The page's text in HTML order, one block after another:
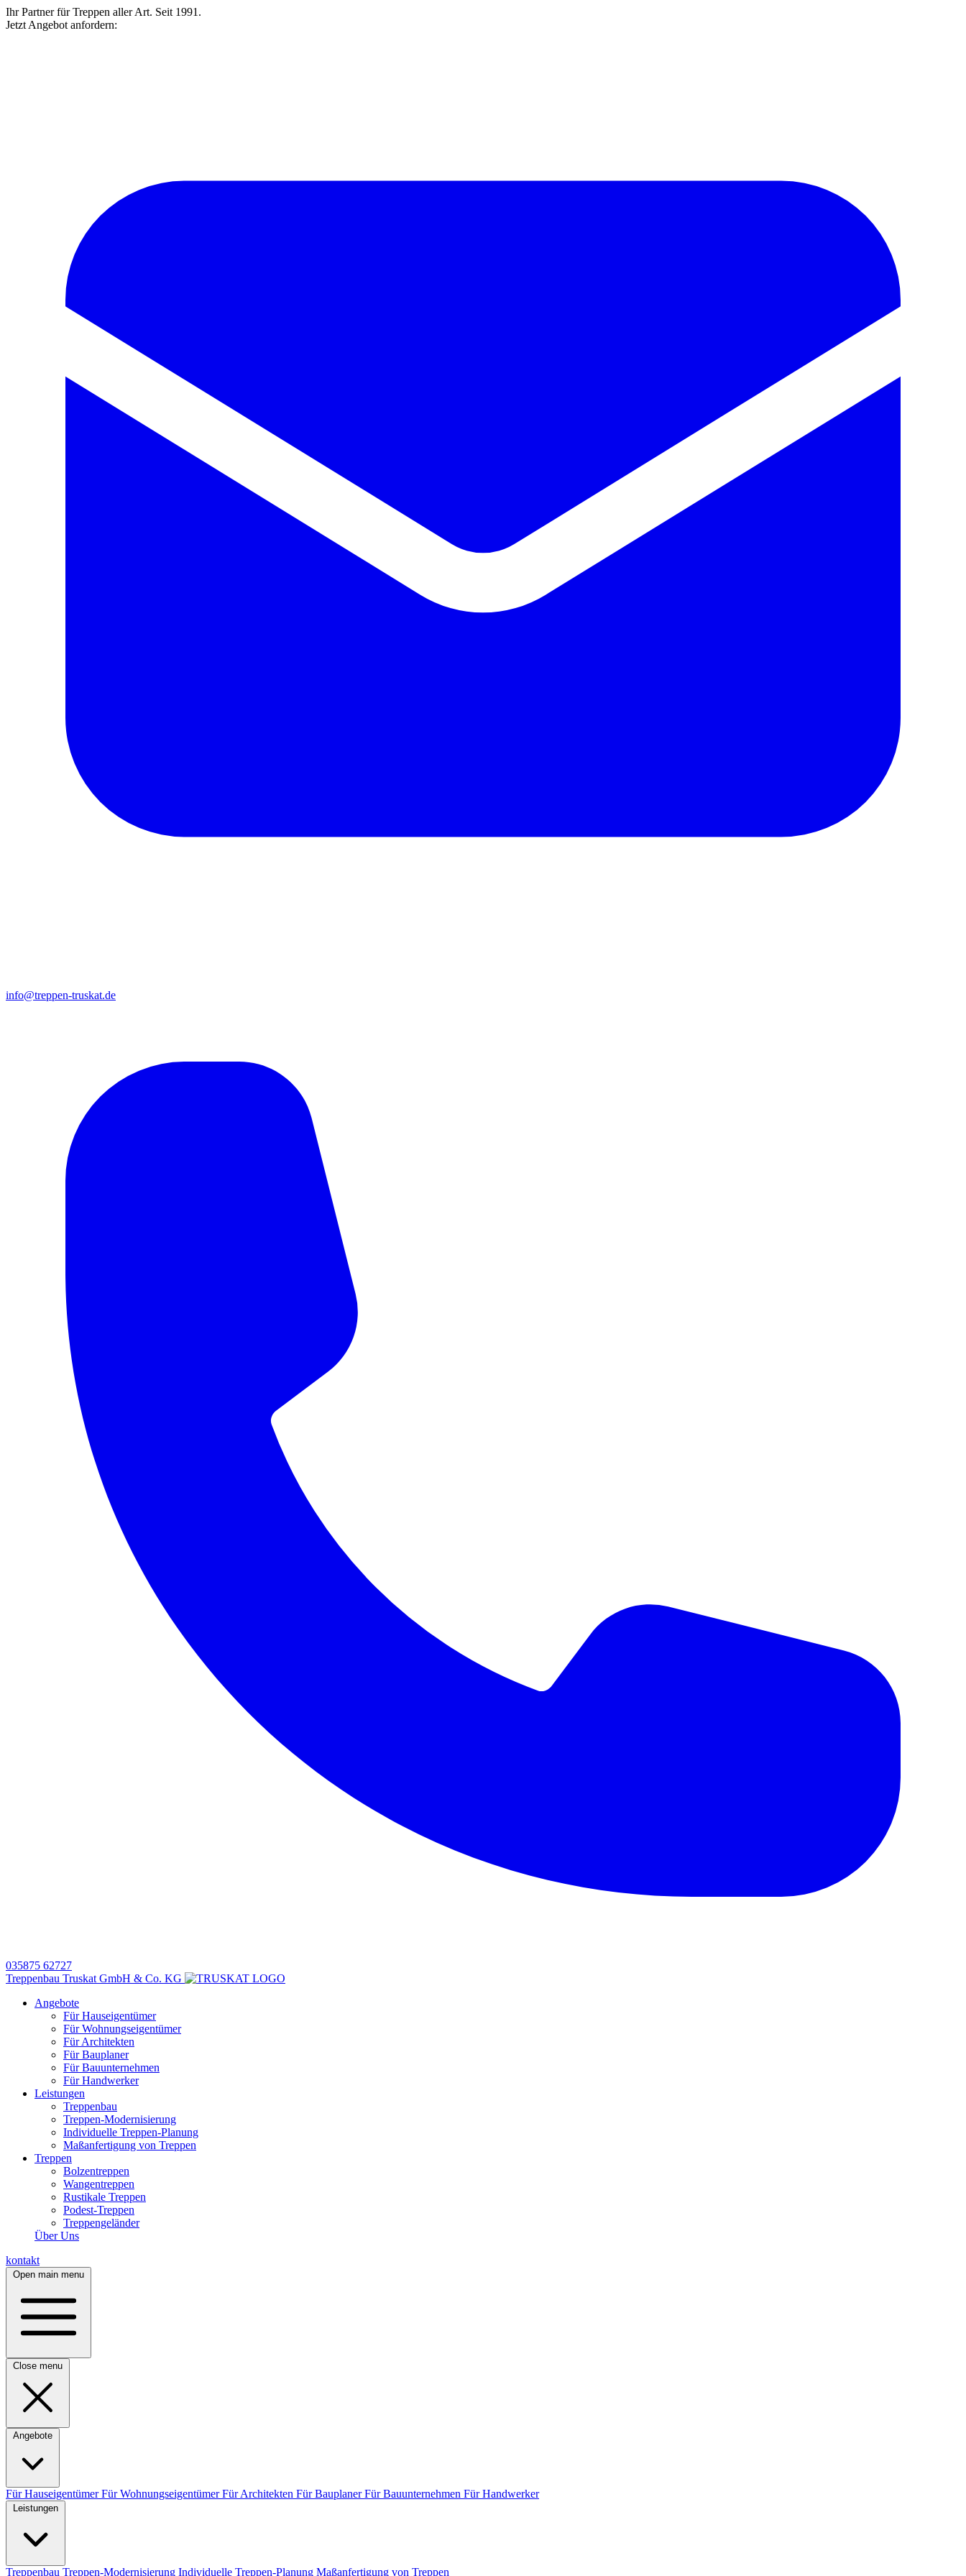
Ihr Partner für Treppen aller Art. Seit 1991.
Jetzt Angebot anfordern:
info@treppen-truskat.de
035875 62727
Treppenbau Truskat GmbH & Co. KG
Angebote
Für Hauseigentümer
Für Wohnungseigentümer
Für Architekten
Für Bauplaner
Für Bauunternehmen
Für Handwerker
Leistungen
Treppenbau
Treppen-Modernisierung
Individuelle Treppen-Planung
Maßanfertigung von Treppen
Treppen
Bolzentreppen
Wangentreppen
Rustikale Treppen
Podest-Treppen
Treppengeländer
Über Uns
kontakt
Open main menu
Close menu
Angebote
Für HauseigentümerFür WohnungseigentümerFür Architekten Für BauplanerFür Bauunternehmen Für Handwerker
Leistungen
Treppenbau Treppen-Modernisierung Individuelle Treppen-Planung Maßanfertigung von Treppen